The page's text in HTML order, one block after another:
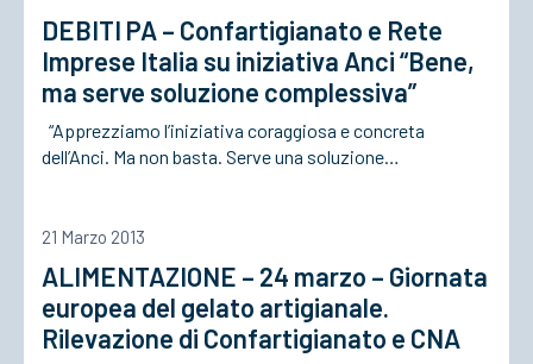
DEBITI PA – Confartigianato e Rete
Imprese Italia su iniziativa Anci “Bene,
ma serve soluzione complessiva”
“Apprezziamo l’iniziativa coraggiosa e concreta
dell’Anci. Ma non basta. Serve una soluzione…
21 Marzo 2013
ALIMENTAZIONE – 24 marzo – Giornata
europea del gelato artigianale.
Rilevazione di Confartigianato e CNA